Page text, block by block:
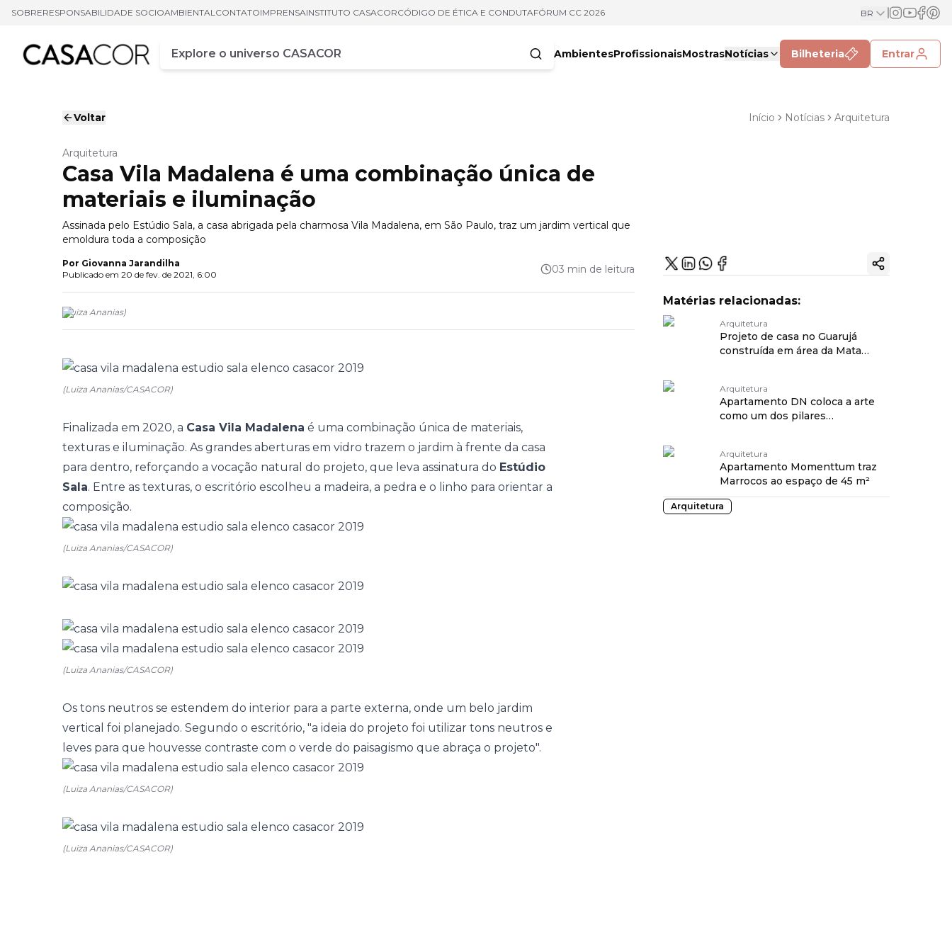
SOBRERESPONSABILIDADE SOCIOAMBIENTALCONTATOIMPRENSAINSTITUTO CASACORCÓDIGO DE ÉTICA E CONDUTAFÓRUM CC 2026 BR
Campo de busca
Digite pelo menos três caracteres
AmbientesProfissionaisMostrasNotícias Bilheteria Entrar
Voltar Início Notícias Arquitetura
Arquitetura
Casa Vila Madalena é uma combinação única de
materiais e iluminação
Assinada pelo Estúdio Sala, a casa abrigada pela charmosa Vila Madalena, em São Paulo, traz um jardim vertical que
emoldura toda a composição
Por Giovanna Jarandilha
Publicado em 20 de fev. de 2021, 6:00 03 min de leitura
(Luiza Ananias)
(Luiza Ananias/CASACOR)
Finalizada em 2020, a Casa Vila Madalena é uma combinação única de materiais,
texturas e iluminação. As grandes aberturas em vidro trazem o jardim à frente da casa
para dentro, reforçando a vocação natural do projeto, que leva assinatura do Estúdio
Sala. Entre as texturas, o escritório escolheu a madeira, a pedra e o linho para orientar a
composição.
(Luiza Ananias/CASACOR)
(Luiza Ananias/CASACOR)
Os tons neutros se estendem do interior para a parte externa, onde um belo jardim
vertical foi planejado. Segundo o escritório, "a ideia do projeto foi utilizar tons neutros e
leves para que houvesse contraste com o verde do paisagismo que abraça o projeto".
(Luiza Ananias/CASACOR)
(Luiza Ananias/CASACOR)
Copiar link
Matérias relacionadas:
Arquitetura
Projeto de casa no Guarujá
construída em área da Mata
Arquitetura
Apartamento DN coloca a arte
como um dos pilares
Arquitetura
Apartamento Momenttum traz
Marrocos ao espaço de 45 m²
Arquitetura